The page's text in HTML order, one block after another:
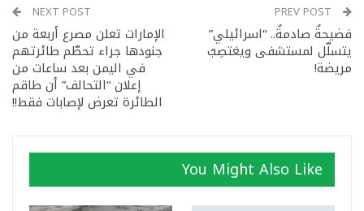
فضيحةٌ صادمةٌ.. “اسرائيلي”
يتسلّل لمستشفى ويغتصِبُ
مريضة!
NEXT POST
الإمارات تعلن مصرع أربعة من
جنودها جراء تحطّم طائرتهم
في اليمن بعد ساعات من
إعلان “التحالف” أن طاقم
الطائرة تعرض لإصابات فقط!!
You Might Also Like